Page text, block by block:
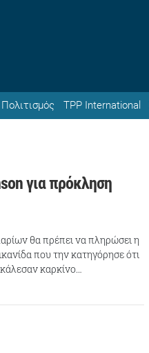
Πολιτισμός TPP International
για πρόκληση
θα πρέπει να πληρώσει η
που την κατηγόρησε ότι
καρκίνο…